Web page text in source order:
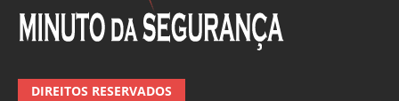
DIREITOS RESERVADOS